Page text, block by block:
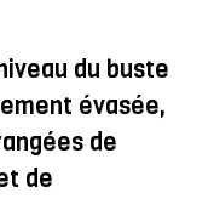
du buste
évasée,
de
de